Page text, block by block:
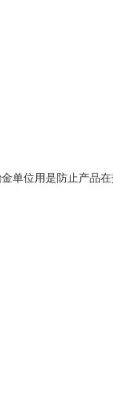
单位用是防止产品